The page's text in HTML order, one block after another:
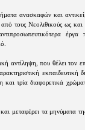
ανασκαφών και
τους Νεολιθικούς ως και
αντίληψη, που θέλει τον
εκπαιδευτική
τρία διαφορετικά
μεταφέρει τα μηνύματα